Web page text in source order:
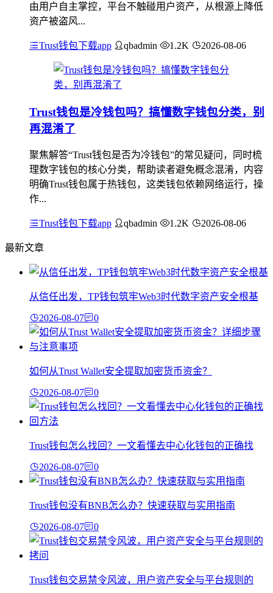
由用户自主掌控，平台不触碰用户资产，从根源上降低
资产被盗风...
Trust钱包下载app qbadmin 1.2K 2026-08-06
Trust钱包是冷钱包吗？搞懂数字钱包分类，别
再混淆了
聚焦解答“Trust钱包是否为冷钱包”的常见疑问，同时梳
理数字钱包的核心分类，帮助读者避免概念混淆，内容
明确Trust钱包属于热钱包，这类钱包依赖网络运行，操
作...
Trust钱包下载app qbadmin 1.2K 2026-08-06
最新文章
从信任出发，TP钱包筑牢Web3时代数字资产安全根基
2026-08-07 0
如何从Trust Wallet安全提取加密货币资金？
2026-08-07 0
Trust钱包怎么找回？一文看懂去中心化钱包的正确找
2026-08-07 0
Trust钱包没有BNB怎么办？快速获取与实用指南
2026-08-07 0
Trust钱包交易禁令风波，用户资产安全与平台规则的